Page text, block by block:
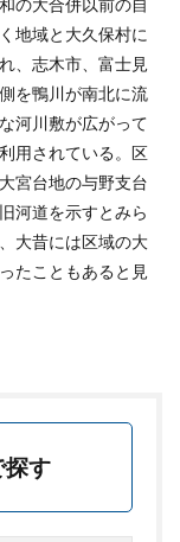
地域と大久保村に
、志木市、富士見
を鴨川が南北に流
河川敷が広がって
用されている。区
宮台地の与野支台
河道を示すとみら
大昔には区域の大
たこともあると見
探す